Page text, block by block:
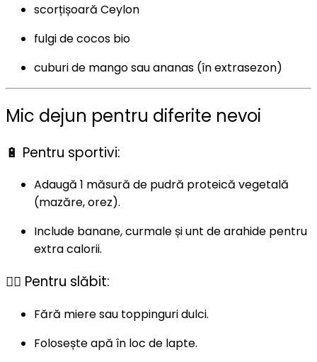
scorțișoară Ceylon
fulgi de cocos bio
cuburi de mango sau ananas (în extrasezon)
Mic dejun pentru diferite nevoi
🔋 Pentru sportivi:
Adaugă 1 măsură de pudră proteică vegetală
(mazăre, orez).
Include banane, curmale și unt de arahide pentru
extra calorii.
🧘‍♂️ Pentru slăbit:
Fără miere sau toppinguri dulci.
Folosește apă în loc de lapte.